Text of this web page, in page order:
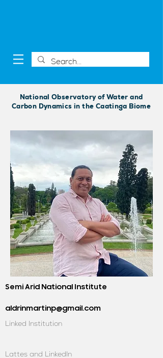
National Observatory of Water and
Carbon Dynamics in the Caatinga Biome
Semi Arid National Institute
aldrinmartinp@gmail.com
Linked Institution
Lattes and LinkedIn